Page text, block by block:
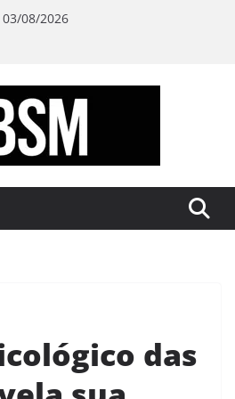
03/08/2026
das